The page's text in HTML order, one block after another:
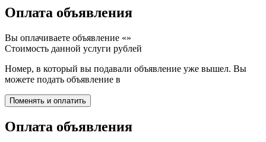
Оплата объявления
Вы оплачиваете объявление «»
Стоимость данной услуги рублей
Номер, в который вы подавали объявление уже вышел. Вы
можете подать объявление в
Оплата объявления